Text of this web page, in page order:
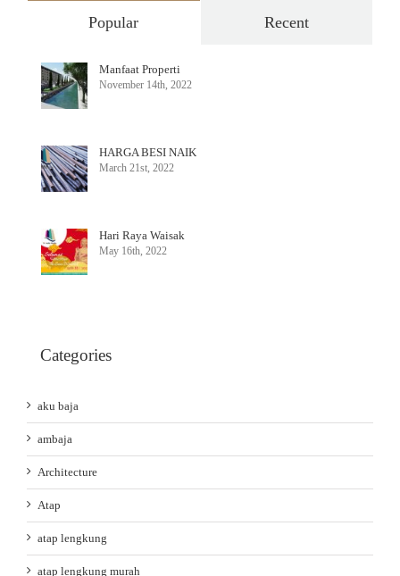
Popular Recent
Manfaat Properti
November 14th, 2022
HARGA BESI NAIK
March 21st, 2022
Hari Raya Waisak
May 16th, 2022
Categories
aku baja
ambaja
Architecture
Atap
atap lengkung
atap lengkung murah